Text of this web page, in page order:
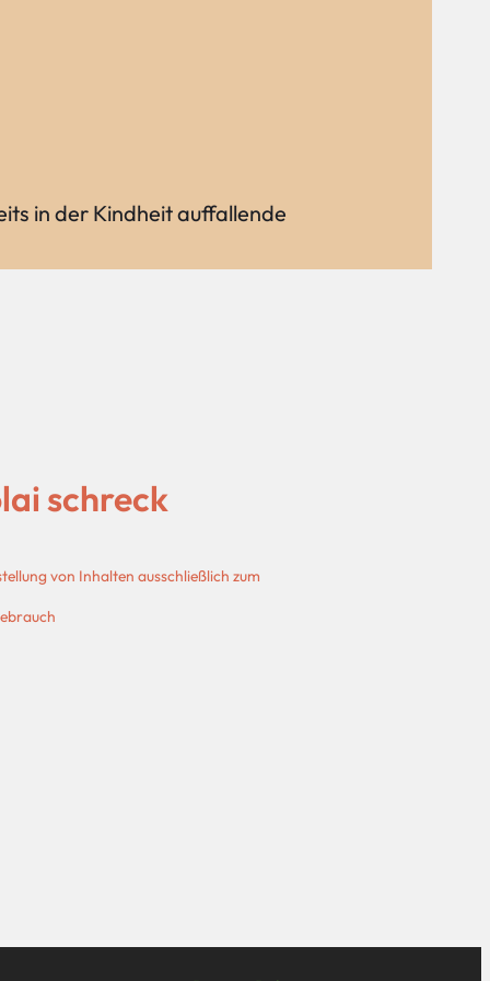
in der Kindheit auffallende
schreck
von Inhalten ausschließlich zum